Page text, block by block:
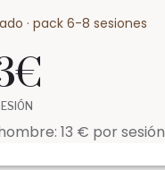
· pack 6-8 sesiones
€
13 € por sesión